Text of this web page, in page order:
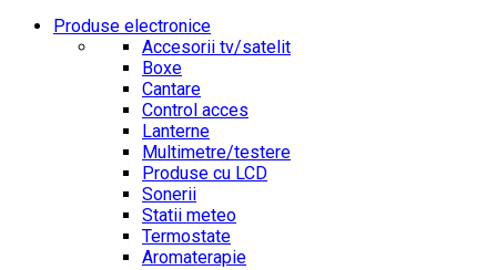
Produse electronice
Accesorii tv/satelit
Boxe
Cantare
Control acces
Lanterne
Multimetre/testere
Produse cu LCD
Sonerii
Statii meteo
Termostate
Aromaterapie